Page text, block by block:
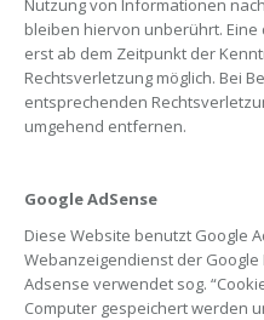
Nutzung von Informationen
bleiben hiervon unberührt.
erst ab dem Zeitpunkt der
Rechtsverletzung möglich. Bei
entsprechenden
umgehend entfernen.
Google AdSense
Diese Website benutzt Google
Webanzeigendienst der Google
Adsense verwendet sog.
Computer gespeichert werden